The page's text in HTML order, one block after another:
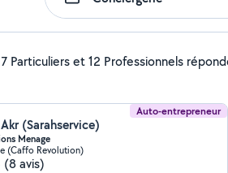
7 Particuliers et 12 Professionnels
Auto-entrepreneur
(Sarahservice)
Menage
(Caffo Revolution)
(8 avis)